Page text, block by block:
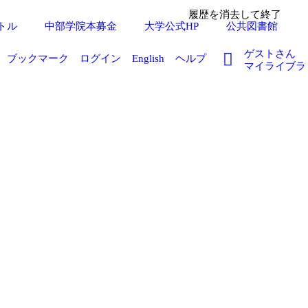
履歴を消去して終了
ル 中部学院本募金 大学公式HP 公共図書館
ブックマーク ログイン English ヘルプ
ゲストさん
マイライブラ